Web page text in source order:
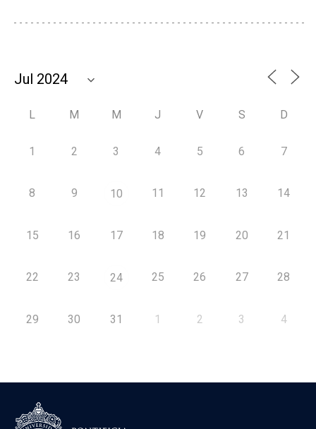
L M M J V S D
1 2 3 4 5 6 7
8 9 10 11 12 13 14
15 16 17 18 19 20 21
22 23 24 25 26 27 28
29 30 31 1 2 3 4